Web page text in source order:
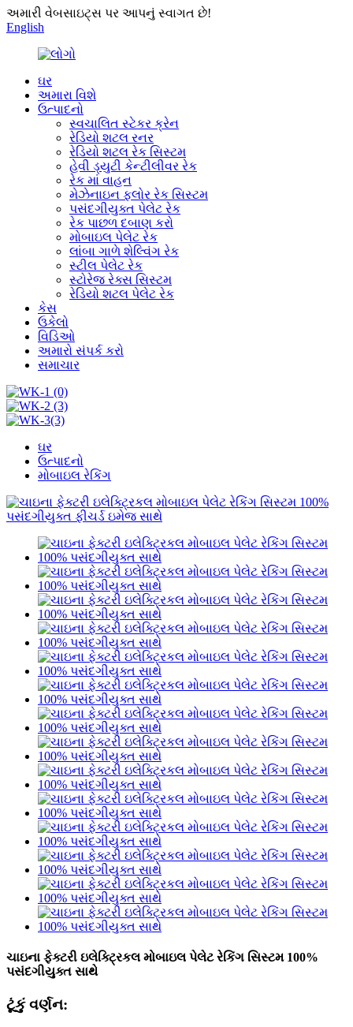
અમારી વેબસાઇટ્સ પર આપનું સ્વાગત છે!
English
ઘર
અમારા વિશે
ઉત્પાદનો
સ્વચાલિત સ્ટેકર ક્રેન
રેડિયો શટલ રનર
રેડિયો શટલ રેક સિસ્ટમ
હેવી ડ્યુટી કેન્ટીલીવર રેક
રેક માં વાહન
મેઝેનાઇન ફ્લોર રેક સિસ્ટમ
પસંદગીયુક્ત પેલેટ રેક
રેક પાછળ દબાણ કરો
મોબાઇલ પેલેટ રેક
લાંબા ગાળે શેલ્વિંગ રેક
સ્ટીલ પેલેટ રેક
સ્ટોરેજ રેક્સ સિસ્ટમ
રેડિયો શટલ પેલેટ રેક
કેસ
ઉકેલો
વિડિઓ
અમારો સંપર્ક કરો
સમાચાર
ઘર
ઉત્પાદનો
મોબાઇલ રેકિંગ
ચાઇના ફેક્ટરી ઇલેક્ટ્રિકલ મોબાઇલ પેલેટ રેકિંગ સિસ્ટમ 100%
પસંદગીયુક્ત સાથે
ટૂંકું વર્ણન: